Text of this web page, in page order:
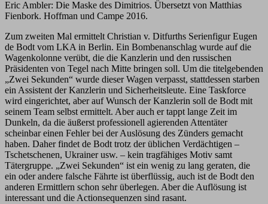
Eric Ambler: Die Maske des Dimitrios. Übersetzt von Matthias
Fienbork. Hoffman und Campe 2016.
Zum zweiten Mal ermittelt Christian v. Ditfurths Serienfigur Eugen
de Bodt vom LKA in Berlin. Ein Bombenanschlag wurde auf die
Wagenkolonne verübt, die die Kanzlerin und den russischen
Präsidenten von Tegel nach Mitte bringen soll. Um die titelgebenden
„Zwei Sekunden“ wurde dieser Wagen verpasst, stattdessen starben
ein Assistent der Kanzlerin und Sicherheitsleute. Eine Taskforce
wird eingerichtet, aber auf Wunsch der Kanzlerin soll de Bodt mit
seinem Team selbst ermittelt. Aber auch er tappt lange Zeit im
Dunkeln, da die äußerst professionell agierenden Attentäter
scheinbar einen Fehler bei der Auslösung des Zünders gemacht
haben. Daher findet de Bodt trotz der üblichen Verdächtigen –
Tschetschenen, Ukrainer usw. – kein tragfähiges Motiv samt
Tätergruppe. „Zwei Sekunden“ ist ein wenig zu lang geraten, die
ein oder andere falsche Fährte ist überflüssig, auch ist de Bodt den
anderen Ermittlern schon sehr überlegen. Aber die Auflösung ist
interessant und die Actionsequenzen sind rasant.